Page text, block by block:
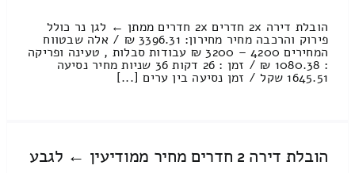
הובלת דירה 2x חדרים 2x חדרים ממתן ← לגן נר כולל
פירוק והרכבה מחיר מחירון: 3396.31 ₪ / אלה שבטווח
המחירים 4200 – 3200 ₪ עבודות סבלות , טעינה ופריקה
: 1080.38 ₪ / זמן : 26 דקות 36 שניות מחיר נסיעה
1645.51 שקל / זמן נסיעה בין ערים [...]
הובלת דירה 2 חדרים מחיר ממודיעין ← לגבע